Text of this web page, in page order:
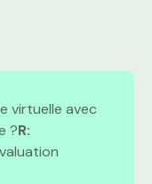
virtuelle avec
?R: